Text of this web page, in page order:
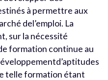
à permettre aux
del’emploi. La
sur la nécessité
formation continue au
telle formation étant